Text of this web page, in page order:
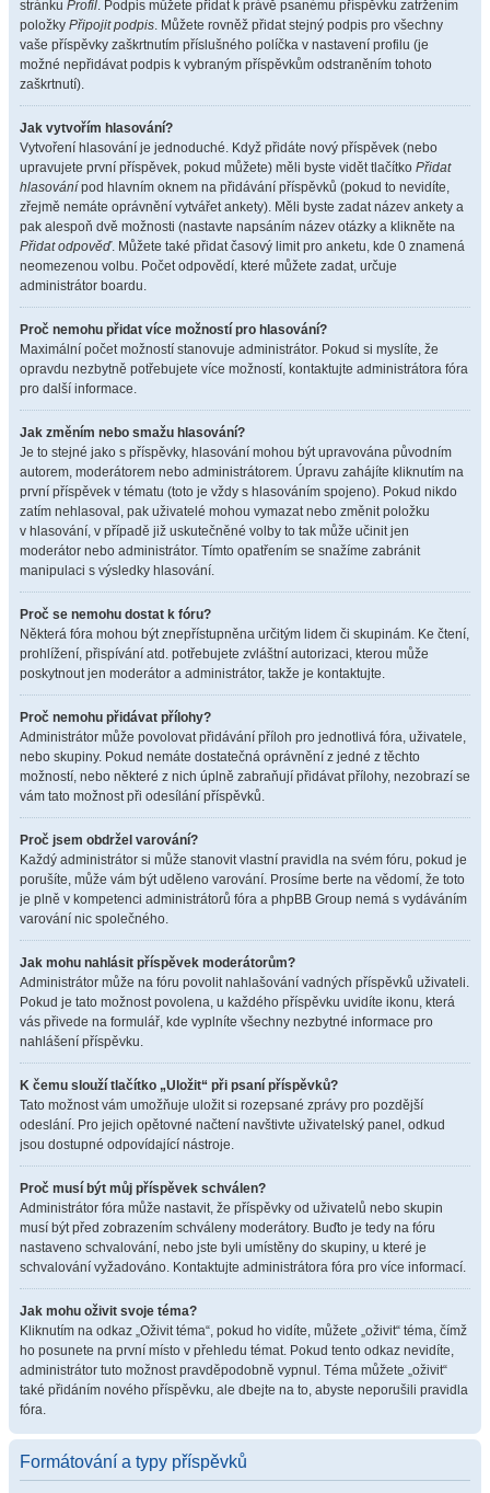
stránku Profil. Podpis můžete přidat k právě psanému příspěvku zatržením
položky Připojit podpis. Můžete rovněž přidat stejný podpis pro všechny
vaše příspěvky zaškrtnutím příslušného políčka v nastavení profilu (je
možné nepřidávat podpis k vybraným příspěvkům odstraněním tohoto
zaškrtnutí).
Jak vytvořím hlasování?
Vytvoření hlasování je jednoduché. Když přidáte nový příspěvek (nebo
upravujete první příspěvek, pokud můžete) měli byste vidět tlačítko Přidat
hlasování pod hlavním oknem na přidávání příspěvků (pokud to nevidíte,
zřejmě nemáte oprávnění vytvářet ankety). Měli byste zadat název ankety a
pak alespoň dvě možnosti (nastavte napsáním název otázky a klikněte na
Přidat odpověď. Můžete také přidat časový limit pro anketu, kde 0 znamená
neomezenou volbu. Počet odpovědí, které můžete zadat, určuje
administrátor boardu.
Proč nemohu přidat více možností pro hlasování?
Maximální počet možností stanovuje administrátor. Pokud si myslíte, že
opravdu nezbytně potřebujete více možností, kontaktujte administrátora fóra
pro další informace.
Jak změním nebo smažu hlasování?
Je to stejné jako s příspěvky, hlasování mohou být upravována původním
autorem, moderátorem nebo administrátorem. Úpravu zahájíte kliknutím na
první příspěvek v tématu (toto je vždy s hlasováním spojeno). Pokud nikdo
zatím nehlasoval, pak uživatelé mohou vymazat nebo změnit položku
v hlasování, v případě již uskutečněné volby to tak může učinit jen
moderátor nebo administrátor. Tímto opatřením se snažíme zabránit
manipulaci s výsledky hlasování.
Proč se nemohu dostat k fóru?
Některá fóra mohou být znepřístupněna určitým lidem či skupinám. Ke čtení,
prohlížení, přispívání atd. potřebujete zvláštní autorizaci, kterou může
poskytnout jen moderátor a administrátor, takže je kontaktujte.
Proč nemohu přidávat přílohy?
Administrátor může povolovat přidávání příloh pro jednotlivá fóra, uživatele,
nebo skupiny. Pokud nemáte dostatečná oprávnění z jedné z těchto
možností, nebo některé z nich úplně zabraňují přidávat přílohy, nezobrazí se
vám tato možnost při odesílání příspěvků.
Proč jsem obdržel varování?
Každý administrátor si může stanovit vlastní pravidla na svém fóru, pokud je
porušíte, může vám být uděleno varování. Prosíme berte na vědomí, že toto
je plně v kompetenci administrátorů fóra a phpBB Group nemá s vydáváním
varování nic společného.
Jak mohu nahlásit příspěvek moderátorům?
Administrátor může na fóru povolit nahlašování vadných příspěvků uživateli.
Pokud je tato možnost povolena, u každého příspěvku uvidíte ikonu, která
vás přivede na formulář, kde vyplníte všechny nezbytné informace pro
nahlášení příspěvku.
K čemu slouží tlačítko „Uložit“ při psaní příspěvků?
Tato možnost vám umožňuje uložit si rozepsané zprávy pro pozdější
odeslání. Pro jejich opětovné načtení navštivte uživatelský panel, odkud
jsou dostupné odpovídající nástroje.
Proč musí být můj příspěvek schválen?
Administrátor fóra může nastavit, že příspěvky od uživatelů nebo skupin
musí být před zobrazením schváleny moderátory. Buďto je tedy na fóru
nastaveno schvalování, nebo jste byli umístěny do skupiny, u které je
schvalování vyžadováno. Kontaktujte administrátora fóra pro více informací.
Jak mohu oživit svoje téma?
Kliknutím na odkaz „Oživit téma“, pokud ho vidíte, můžete „oživit“ téma, čímž
ho posunete na první místo v přehledu témat. Pokud tento odkaz nevidíte,
administrátor tuto možnost pravděpodobně vypnul. Téma můžete „oživit“
také přidáním nového příspěvku, ale dbejte na to, abyste neporušili pravidla
fóra.
Formátování a typy příspěvků